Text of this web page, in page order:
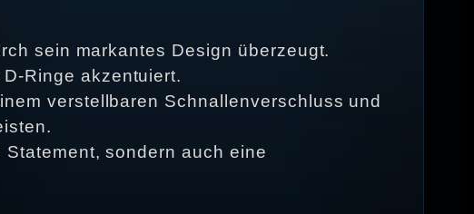
sein markantes Design überzeugt.
Ringe akzentuiert.
verstellbaren Schnallenverschluss und
sondern auch eine